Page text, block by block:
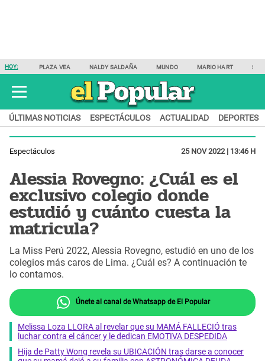
HOY: PLAZA VEA NALDY SALDAÑA MUNDO MARIO HART
ÚLTIMAS NOTICIAS ESPECTÁCULOS ACTUALIDAD DEPORTES
Espectáculos 25 NOV 2022 | 13:46 H
Alessia Rovegno: ¿Cuál es el
exclusivo colegio donde
estudió y cuánto cuesta la
matricula?
La Miss Perú 2022, Alessia Rovegno, estudió en uno de los
colegios más caros de Lima. ¿Cuál es? A continuación te
lo contamos.
Únete al canal de Whatsapp de El Popular
Melissa Loza LLORA al revelar que su MAMÁ FALLECIÓ tras
luchar contra el cáncer y le dedican EMOTIVA DESPEDIDA
Hija de Patty Wong revela su UBICACIÓN tras darse a conocer